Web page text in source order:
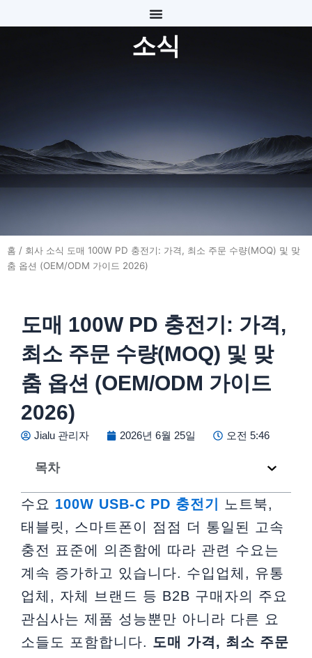
텐
소식
홈 / 회사 소식 도매 100W PD 충전기: 가격, 최소 주문 수량(MOQ) 및 맞
춤 옵션 (OEM/ODM 가이드 2026)
도매 100W PD 충전기: 가격,
최소 주문 수량(MOQ) 및 맞
춤 옵션 (OEM/ODM 가이드
2026)
Jialu 관리자 2026년 6월 25일 오전 5:46
목차
수요 100W USB-C PD 충전기
노트북,
태블릿, 스마트폰이 점점 더 통일된 고속
충전 표준에 의존함에 따라 관련 수요는
계속 증가하고 있습니다. 수입업체, 유통
업체, 자체 브랜드 등 B2B 구매자의 주요
관심사는 제품 성능뿐만 아니라 다른 요
소들도 포함합니다. 도매 가격, 최소 주문